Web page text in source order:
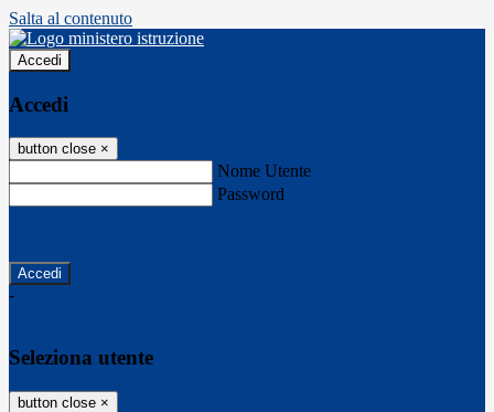
Salta al contenuto
Accedi
Accedi
button close ×
Nome Utente
Password
-
Seleziona utente
button close ×